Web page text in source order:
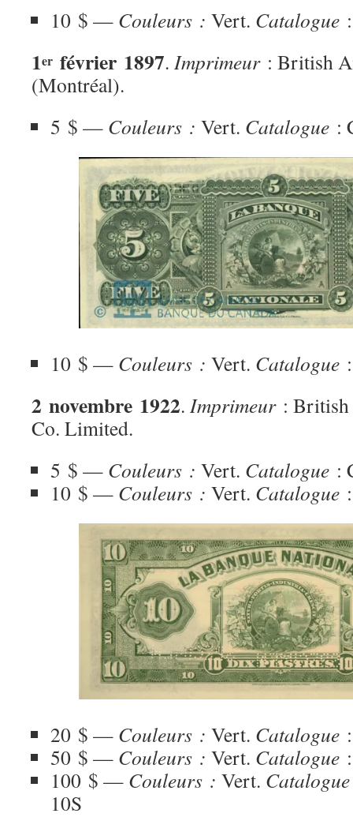
10 $ — Couleurs : Vert. Catalogue
1er février 1897. Imprimeur: British
(Montréal).
5 $ — Couleurs : Vert. Catalogue :
10 $ — Couleurs : Vert. Catalogue
2 novembre 1922. Imprimeur: British
Co. Limited.
5 $ — Couleurs : Vert. Catalogue :
10 $ — Couleurs : Vert. Catalogue
20 $ — Couleurs : Vert. Catalogue
50 $ — Couleurs : Vert. Catalogue
100 $ — Couleurs : Vert. Catalogue
10S